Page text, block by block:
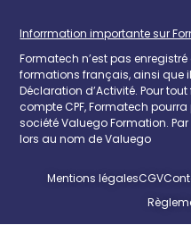
Inforrmation importante sur
Formatech n’est pas
formations français, ainsi que
Déclaration d’Activité. Pour
compte CPF, Formatech
société Valuego Formation.
lors au nom de Valuego
Mentions légalesCGV